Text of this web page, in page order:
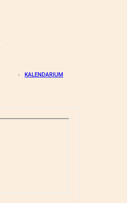
KALENDARIUM